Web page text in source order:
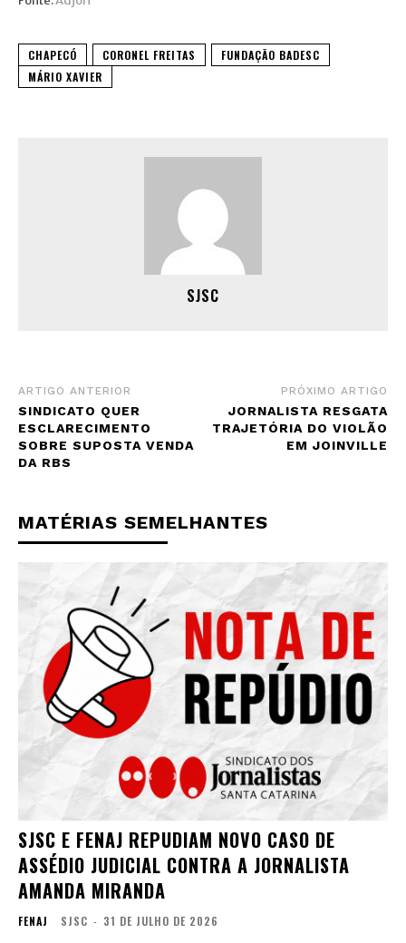
CHAPECÓ CORONEL FREITAS
FUNDAÇÃO BADESC
MÁRIO XAVIER
SJSC
ARTIGO ANTERIOR
SINDICATO QUER
ESCLARECIMENTO
SOBRE SUPOSTA VENDA
DA RBS
PRÓXIMO ARTIGO
JORNALISTA RESGATA
TRAJETÓRIA DO VIOLÃO
EM JOINVILLE
MATÉRIAS SEMELHANTES
SJSC E FENAJ REPUDIAM NOVO CASO DE
ASSÉDIO JUDICIAL CONTRA A JORNALISTA
AMANDA MIRANDA
FENAJ SJSC - 31 DE JULHO DE 2026